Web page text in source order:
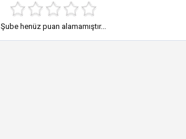
Şube henüz puan alamamıştır...